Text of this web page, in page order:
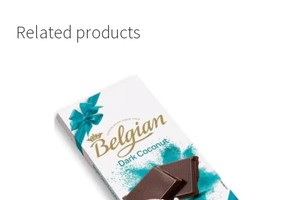
Prijava za masterclass
Privacy Policy
Prodavnica
Related products